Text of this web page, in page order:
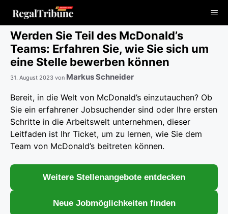
Inhalt
springen
Werden Sie Teil des McDonald’s
Teams: Erfahren Sie, wie Sie sich um
eine Stelle bewerben können
31. August 2023 von Markus Schneider
Bereit, in die Welt von McDonald’s einzutauchen? Ob
Sie ein erfahrener Jobsuchender sind oder Ihre ersten
Schritte in die Arbeitswelt unternehmen, dieser
Leitfaden ist Ihr Ticket, um zu lernen, wie Sie dem
Team von McDonald’s beitreten können.
Weitere Stellenangebote entdecken
Neue Jobmöglichkeiten finden